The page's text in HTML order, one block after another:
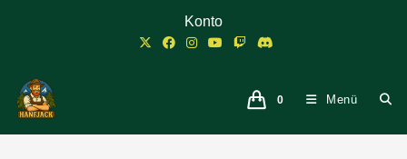
Konto
0 Menü